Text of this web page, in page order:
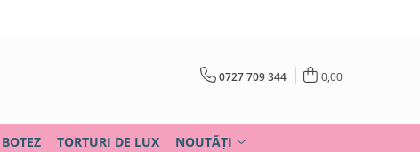
0727 709 344 0,00
TORTURI DE LUX NOUTĂȚI